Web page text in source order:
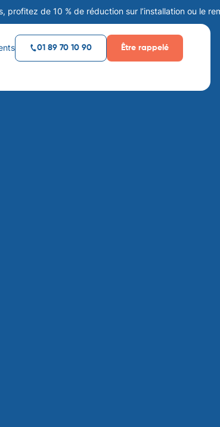
10 % de réduction sur l’installation ou le
01 89 70 10 90 Être rappelé